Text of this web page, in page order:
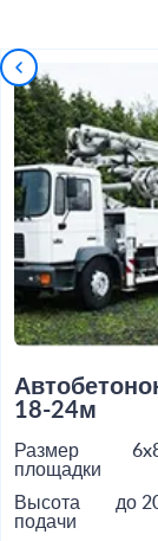
18-24м
Размер
площадки
Высота
подачи
до